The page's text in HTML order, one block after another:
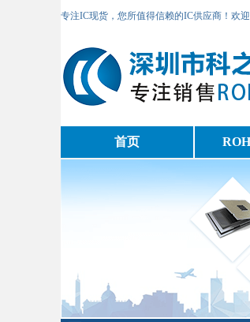
专注IC现货，您所值得信赖的IC供应商！欢
首页